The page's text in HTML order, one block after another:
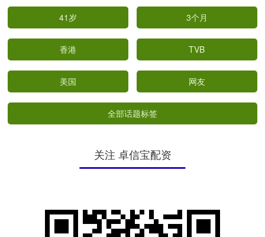
41岁 3个月
香港 TVB
美国 网友
全部话题标签
关注 卓信宝配资